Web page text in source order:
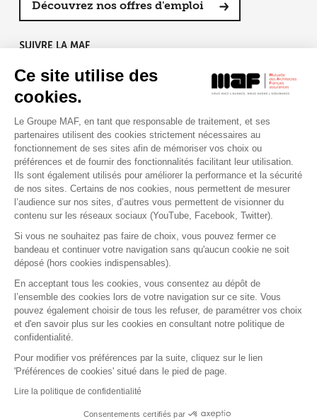
Ce site utilise des
cookies.
Le Groupe MAF, en tant que responsable de traitement, et ses
partenaires utilisent des cookies strictement nécessaires au
fonctionnement de ses sites afin de mémoriser vos choix ou
préférences et de fournir des fonctionnalités facilitant leur utilisation.
Ils sont également utilisés pour améliorer la performance et la sécurité
de nos sites. Certains de nos cookies, nous permettent de mesurer
l’audience sur nos sites, d’autres vous permettent de visionner du
contenu sur les réseaux sociaux (YouTube, Facebook, Twitter).
Si vous ne souhaitez pas faire de choix, vous pouvez fermer ce
bandeau et continuer votre navigation sans qu'aucun cookie ne soit
déposé (hors cookies indispensables).
En acceptant tous les cookies, vous consentez au dépôt de
l’ensemble des cookies lors de votre navigation sur ce site. Vous
pouvez également choisir de tous les refuser, de paramétrer vos choix
et d'en savoir plus sur les cookies en consultant notre politique de
confidentialité.
Pour modifier vos préférences par la suite, cliquez sur le lien
'Préférences de cookies' situé dans le pied de page.
Lire la politique de confidentialité
Consentements certifiés par
Découvrez nos offres d'emploi
SUIVRE LA MAF
RETROUVEZ-NOUS SUR :
Contact Presse Assistance
Mentions légales
Gestion des cookies
Politique de confidentialité
Conditions générales d'utilisation
Signaler une alerte éthique
Procédure de recueil et de traitement des
signalements
Accessibilité : non conforme